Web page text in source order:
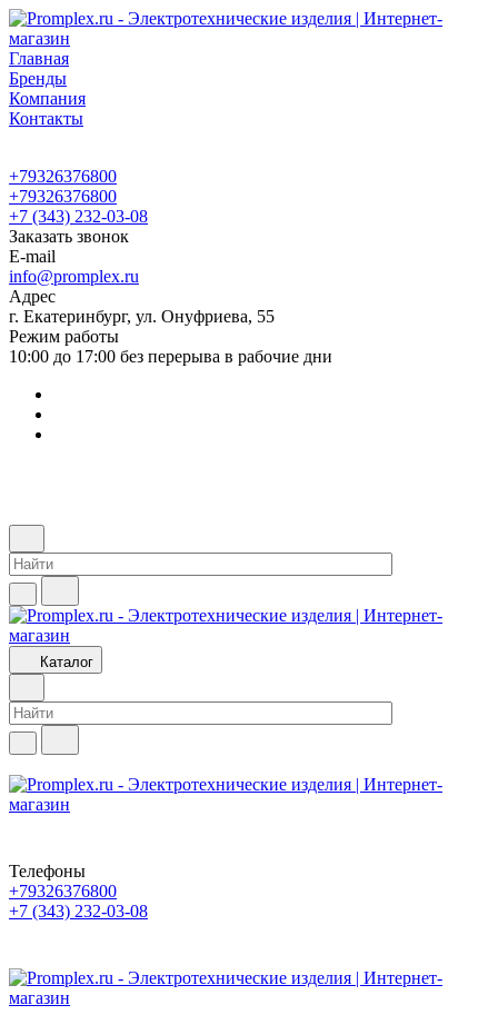
Главная
Бренды
Компания
Контакты
+79326376800
+79326376800
+7 (343) 232-03-08
Заказать звонок
E-mail
info@promplex.ru
Адрес
г. Екатеринбург, ул. Онуфриева, 55
Режим работы
10:00 до 17:00 без перерыва в рабочие дни
Каталог
Телефоны
+79326376800
+7 (343) 232-03-08